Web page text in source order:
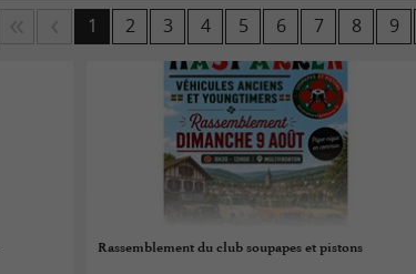
1 2 3 4 5 6 7 8 9
Rassemblement du club soupapes et pistons